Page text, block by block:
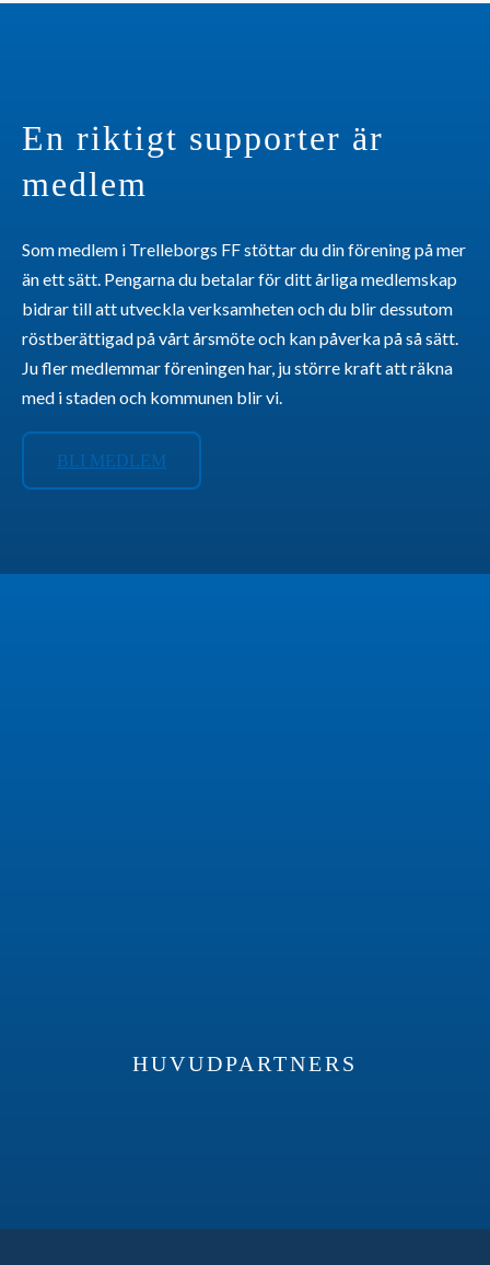
En riktigt supporter är
medlem
Som medlem i Trelleborgs FF stöttar du din förening på mer
än ett sätt. Pengarna du betalar för ditt årliga medlemskap
bidrar till att utveckla verksamheten och du blir dessutom
röstberättigad på vårt årsmöte och kan påverka på så sätt.
Ju fler medlemmar föreningen har, ju större kraft att räkna
med i staden och kommunen blir vi.
BLI MEDLEM
HUVUDPARTNERS